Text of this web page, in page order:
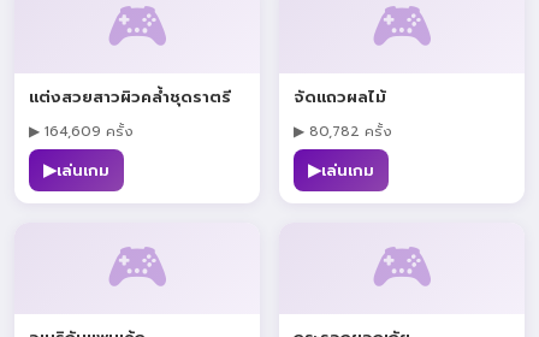
🎮
แต่งสวยสาวผิวคล้ำชุดราตรี
▶ 164,609 ครั้ง
▶เล่นเกม
🎮
จัดแถวผลไม้
▶ 80,782 ครั้ง
▶เล่นเกม
🎮 🎮